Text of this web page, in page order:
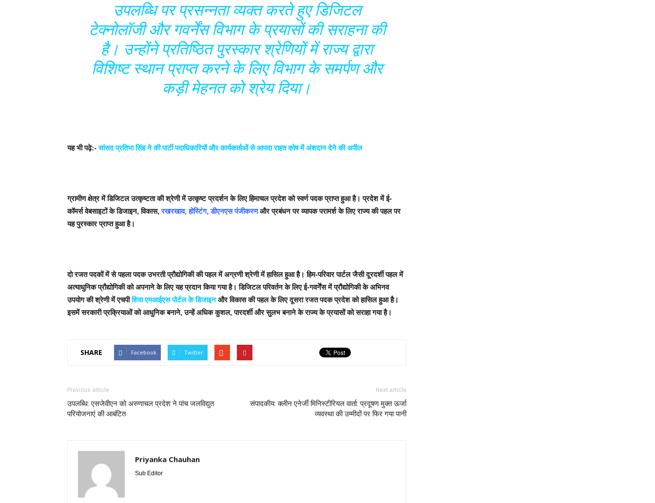
उपलब्धि पर प्रसन्नता व्यक्त करते हुए डिजिटल
टेक्नोलॉजी और गवर्नेंस विभाग के प्रयासों की सराहना की
है। उन्होंने प्रतिष्ठित पुरस्कार श्रेणियों में राज्य द्वारा
विशिष्ट स्थान प्राप्त करने के लिए विभाग के समर्पण और
कड़ी मेहनत को श्रेय दिया।
यह भी पढ़े:-सांसद प्रतिभा सिंह ने की पार्टी पदाधिकारियों और कार्यकर्ताओं से आपदा राहत कोष में अंशदान देने की अपील
ग्रामीण क्षेत्र में डिजिटल उत्कृष्टता की श्रेणी में उत्कृष्ट प्रदर्शन के लिए हिमाचल प्रदेश को स्वर्ण पदक प्राप्त हुआ है। प्रदेश में ई-
कॉमर्स वेबसाइटों के डिजाइन, विकास,रखरखाव, होस्टिंग, डीएनएस पंजीकरण और प्रबंधन पर व्यापक परामर्श के लिए राज्य की पहल पर
यह पुरस्कार प्राप्त हुआ है।
दो रजत पदकों में से पहला पदक उभरती प्रौद्योगिकी की पहल में अग्रणी श्रेणी में हासिल हुआ है। हिम-परिवार पार्टल जैसी दूरदर्शी पहल में
अत्याधुनिक प्रौद्योगिकी को अपनाने के लिए यह प्रदान किया गया है। डिजिटल परिवर्तन के लिए ई-गवर्नेंस में प्रौद्योगिकी के अभिनव
उपयोग की श्रेणी में एचपीशिवा एमआईएस पोर्टल के डिजाइनऔर विकास की पहल के लिए दूसरा रजत पदक प्रदेश को हासिल हुआ है।
इसमें सरकारी प्रक्रियाओं को आधुनिक बनाने, उन्हें अधिक कुशल, पारदर्शी और सुलभ बनाने के राज्य के प्रयासों को सराहा गया है।
SHARE Facebook Twitter
Previous article
उपलब्धि: एसजेवीएन को अरुणाचल प्रदेश ने पांच जलविद्युत
परियोजनाएं की आबंटित
Next article
संपादकीय: क्लीन एनेर्जी मिनिस्टीरियल वार्ता: प्रदूषण मुक्त ऊर्जा
व्यवस्था की उम्मीदों पर फिर गया पानी
Priyanka Chauhan
Sub Editor